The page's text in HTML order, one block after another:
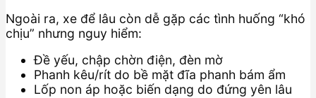
Ngoài ra, xe để lâu còn dễ gặp các tình huống “khó
chịu” nhưng nguy hiểm:
Đề yếu, chập chờn điện, đèn mờ
Phanh kêu/rít do bề mặt đĩa phanh bám ẩm
Lốp non áp hoặc biến dạng do đứng yên lâu